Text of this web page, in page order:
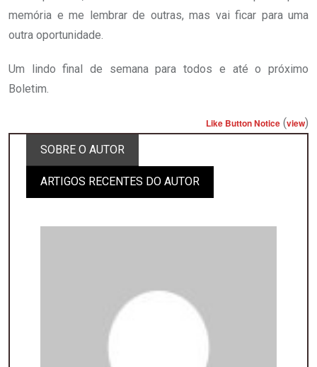
memória e me lembrar de outras, mas vai ficar para uma
outra oportunidade.
Um lindo final de semana para todos e até o próximo
Boletim.
Like Button Notice (view)
SOBRE O AUTOR
ARTIGOS RECENTES DO AUTOR